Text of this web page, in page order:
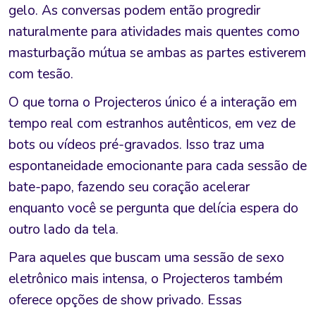
gelo. As conversas podem então progredir
naturalmente para atividades mais quentes como
masturbação mútua se ambas as partes estiverem
com tesão.
O que torna o Projecteros único é a interação em
tempo real com estranhos autênticos, em vez de
bots ou vídeos pré-gravados. Isso traz uma
espontaneidade emocionante para cada sessão de
bate-papo, fazendo seu coração acelerar
enquanto você se pergunta que delícia espera do
outro lado da tela.
Para aqueles que buscam uma sessão de sexo
eletrônico mais intensa, o Projecteros também
oferece opções de show privado. Essas